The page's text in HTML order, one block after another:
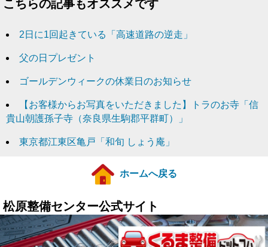
こちらの記事もオススメです
2日に1回起きている「高速道路の逆走」
父の日プレゼント
ゴールデンウィークの休業日のお知らせ
【お客様からお写真をいただきました】トラのお寺「信
貴山朝護孫子寺（奈良県生駒郡平群町）」
東京都江東区亀戸「和旬 しょう庵」
ホームへ戻る
松原整備センター公式サイト